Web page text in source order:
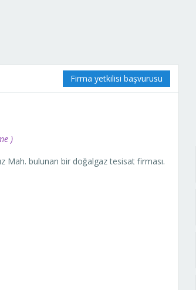
Firma yetkilisi başvurusu
)
Mah. bulunan bir doğalgaz tesisat firması.